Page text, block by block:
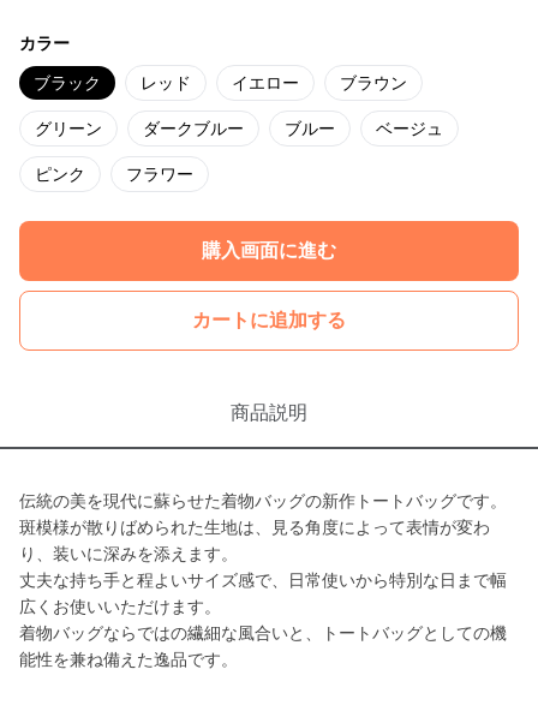
カラー
ブラック レッド イエロー ブラウン
グリーン ダークブルー ブルー ベージュ
ピンク フラワー
購入画面に進む
カートに追加する
商品説明
伝統の美を現代に蘇らせた着物バッグの新作トートバッグです。
斑模様が散りばめられた生地は、見る角度によって表情が変わ
り、装いに深みを添えます。
丈夫な持ち手と程よいサイズ感で、日常使いから特別な日まで幅
広くお使いいただけます。
着物バッグならではの繊細な風合いと、トートバッグとしての機
能性を兼ね備えた逸品です。